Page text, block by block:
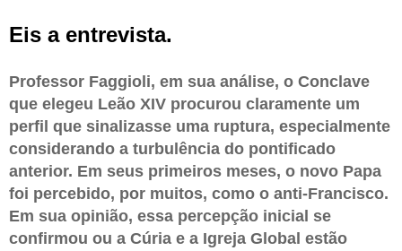
Eis a entrevista.
Professor Faggioli, em sua análise, o Conclave
que elegeu Leão XIV procurou claramente um
perfil que sinalizasse uma ruptura, especialmente
considerando a turbulência do pontificado
anterior. Em seus primeiros meses, o novo Papa
foi percebido, por muitos, como o anti-Francisco.
Em sua opinião, essa percepção inicial se
confirmou ou a Cúria e a Igreja Global estão